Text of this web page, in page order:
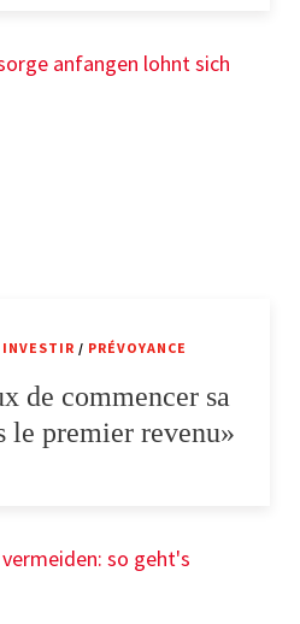
INVESTIR / PRÉVOYANCE
de commencer sa
le premier revenu»